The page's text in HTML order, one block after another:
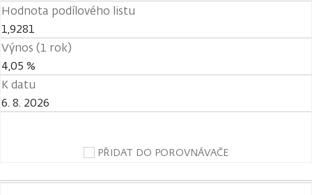
Hodnota podílového listu
1,9281
Výnos (1 rok)
4,05 %
K datu
6. 8. 2026
PŘIDAT DO POROVNÁVAČE